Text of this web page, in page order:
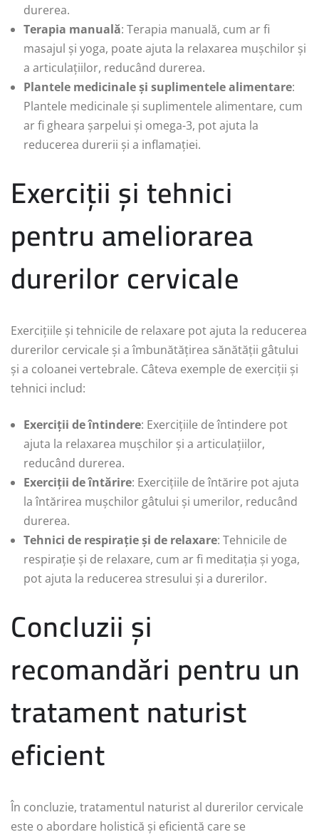
durerea.
Terapia manuală: Terapia manuală, cum ar fi
masajul și yoga, poate ajuta la relaxarea mușchilor și
a articulațiilor, reducând durerea.
Plantele medicinale și suplimentele alimentare:
Plantele medicinale și suplimentele alimentare, cum
ar fi gheara șarpelui și omega-3, pot ajuta la
reducerea durerii și a inflamației.
Exerciții și tehnici
pentru ameliorarea
durerilor cervicale
Exercițiile și tehnicile de relaxare pot ajuta la reducerea
durerilor cervicale și a îmbunătățirea sănătății gâtului
și a coloanei vertebrale. Câteva exemple de exerciții și
tehnici includ:
Exerciții de întindere: Exercițiile de întindere pot
ajuta la relaxarea mușchilor și a articulațiilor,
reducând durerea.
Exerciții de întărire: Exercițiile de întărire pot ajuta
la întărirea mușchilor gâtului și umerilor, reducând
durerea.
Tehnici de respirație și de relaxare: Tehnicile de
respirație și de relaxare, cum ar fi meditația și yoga,
pot ajuta la reducerea stresului și a durerilor.
Concluzii și
recomandări pentru un
tratament naturist
eficient
În concluzie, tratamentul naturist al durerilor cervicale
este o abordare holistică și eficientă care se